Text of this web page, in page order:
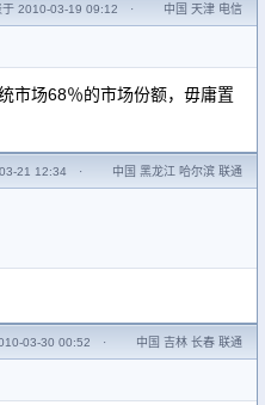
于 2010-03-19 09:12 · 中国 天津 电信
市场68％的市场份额，毋庸置
21 12:34 · 中国 黑龙江 哈尔滨 联通
03-30 00:52 · 中国 吉林 长春 联通